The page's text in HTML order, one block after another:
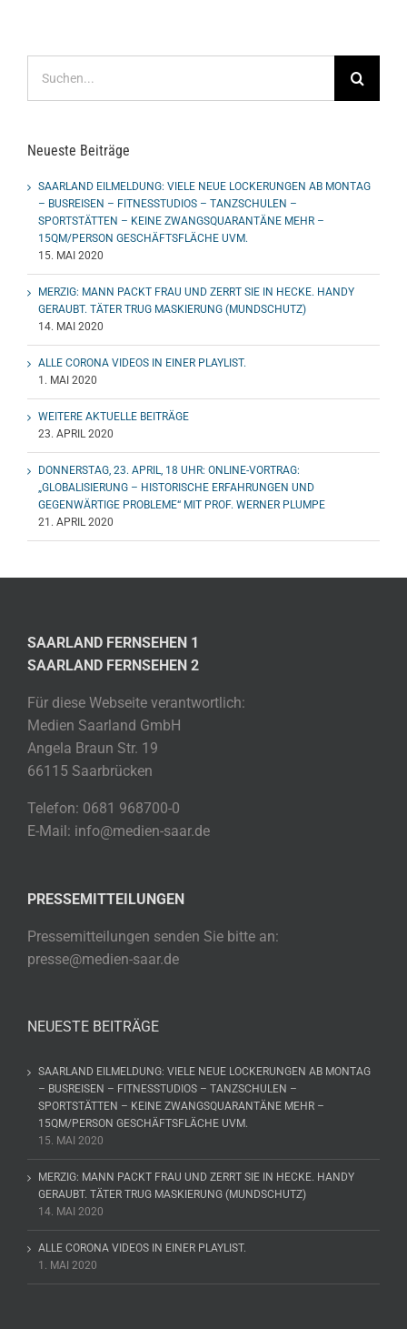
nach:
Neueste Beiträge
SAARLAND EILMELDUNG: VIELE NEUE LOCKERUNGEN AB MONTAG
– BUSREISEN – FITNESSTUDIOS – TANZSCHULEN –
SPORTSTÄTTEN – KEINE ZWANGSQUARANTÄNE MEHR –
15QM/PERSON GESCHÄFTSFLÄCHE UVM.
15. MAI 2020
MERZIG: MANN PACKT FRAU UND ZERRT SIE IN HECKE. HANDY
GERAUBT. TÄTER TRUG MASKIERUNG (MUNDSCHUTZ)
14. MAI 2020
ALLE CORONA VIDEOS IN EINER PLAYLIST.
1. MAI 2020
WEITERE AKTUELLE BEITRÄGE
23. APRIL 2020
DONNERSTAG, 23. APRIL, 18 UHR: ONLINE-VORTRAG:
„GLOBALISIERUNG – HISTORISCHE ERFAHRUNGEN UND
GEGENWÄRTIGE PROBLEME“ MIT PROF. WERNER PLUMPE
21. APRIL 2020
SAARLAND FERNSEHEN 1
SAARLAND FERNSEHEN 2
Für diese Webseite verantwortlich:
Medien Saarland GmbH
Angela Braun Str. 19
66115 Saarbrücken
Telefon: 0681 968700-0
E-Mail: info@medien-saar.de
PRESSEMITTEILUNGEN
Pressemitteilungen senden Sie bitte an:
presse@medien-saar.de
NEUESTE BEITRÄGE
SAARLAND EILMELDUNG: VIELE NEUE LOCKERUNGEN AB MONTAG
– BUSREISEN – FITNESSTUDIOS – TANZSCHULEN –
SPORTSTÄTTEN – KEINE ZWANGSQUARANTÄNE MEHR –
15QM/PERSON GESCHÄFTSFLÄCHE UVM.
15. MAI 2020
MERZIG: MANN PACKT FRAU UND ZERRT SIE IN HECKE. HANDY
GERAUBT. TÄTER TRUG MASKIERUNG (MUNDSCHUTZ)
14. MAI 2020
ALLE CORONA VIDEOS IN EINER PLAYLIST.
1. MAI 2020